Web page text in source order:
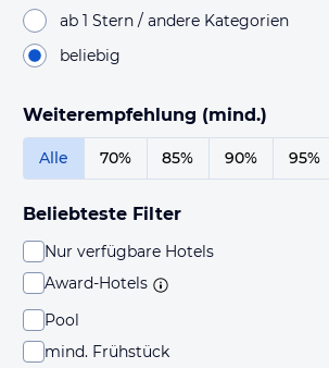
ab 1 Stern / andere Kategorien
beliebig
Weiterempfehlung (mind.)
Alle 70% 85% 90% 95%
Beliebteste Filter
Nur verfügbare Hotels
Award-Hotels
Pool
mind. Frühstück